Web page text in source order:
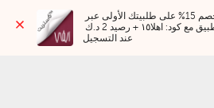
عند التسجيل